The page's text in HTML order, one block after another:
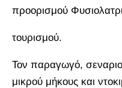
προορισμού
τουρισμού.
Τον παραγωγό,
μικρού μήκους και